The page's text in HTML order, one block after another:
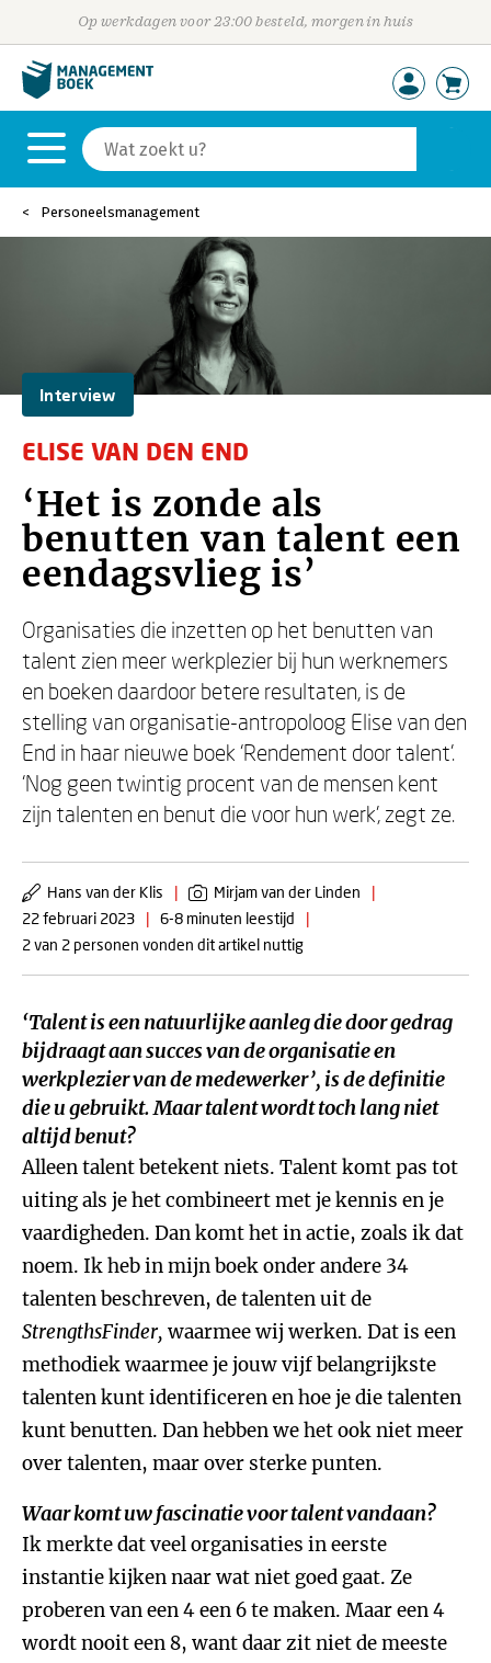
Op werkdagen voor 23:00 besteld, morgen in huis
Personeelsmanagement
Interview
ELISE VAN DEN END
‘Het is zonde als
benutten van talent een
eendagsvlieg is’
Organisaties die inzetten op het benutten van
talent zien meer werkplezier bij hun werknemers
en boeken daardoor betere resultaten, is de
stelling van organisatie-antropoloog Elise van den
End in haar nieuwe boek ‘Rendement door talent’.
‘Nog geen twintig procent van de mensen kent
zijn talenten en benut die voor hun werk’, zegt ze.
Hans van der Klis | Mirjam van der Linden
|
22 februari 2023
| 6-8 minuten leestijd
|
2 van 2 personen vonden dit artikel nuttig
‘Talent is een natuurlijke aanleg die door gedrag
bijdraagt aan succes van de organisatie en
werkplezier van de medewerker’, is de definitie
die u gebruikt. Maar talent wordt toch lang niet
altijd benut?
Alleen talent betekent niets. Talent komt pas tot
uiting als je het combineert met je kennis en je
vaardigheden. Dan komt het in actie, zoals ik dat
noem. Ik heb in mijn boek onder andere 34
talenten beschreven, de talenten uit de
StrengthsFinder, waarmee wij werken. Dat is een
methodiek waarmee je jouw vijf belangrijkste
talenten kunt identificeren en hoe je die talenten
kunt benutten. Dan hebben we het ook niet meer
over talenten, maar over sterke punten.
Waar komt uw fascinatie voor talent vandaan?
Ik merkte dat veel organisaties in eerste
instantie kijken naar wat niet goed gaat. Ze
proberen van een 4 een 6 te maken. Maar een 4
wordt nooit een 8, want daar zit niet de meeste